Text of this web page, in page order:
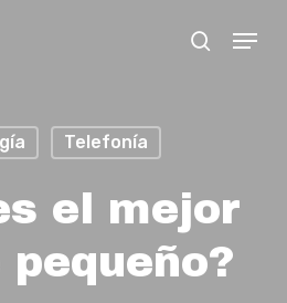
search
Menu
Telefonía
el mejor
pequeño?